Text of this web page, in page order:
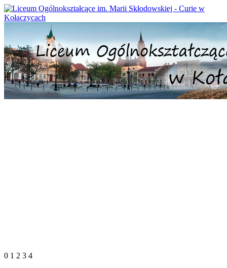
0 1 2 3 4